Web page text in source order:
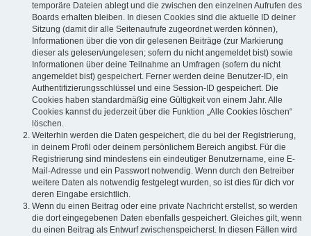
temporäre Dateien ablegt und die zwischen den einzelnen Aufrufen des
Boards erhalten bleiben. In diesen Cookies sind die aktuelle ID deiner
Sitzung (damit dir alle Seitenaufrufe zugeordnet werden können),
Informationen über die von dir gelesenen Beiträge (zur Markierung
dieser als gelesen/ungelesen; sofern du nicht angemeldet bist) sowie
Informationen über deine Teilnahme an Umfragen (sofern du nicht
angemeldet bist) gespeichert. Ferner werden deine Benutzer-ID, ein
Authentifizierungsschlüssel und eine Session-ID gespeichert. Die
Cookies haben standardmäßig eine Gültigkeit von einem Jahr. Alle
Cookies kannst du jederzeit über die Funktion „Alle Cookies löschen“
löschen.
Weiterhin werden die Daten gespeichert, die du bei der Registrierung,
in deinem Profil oder deinem persönlichem Bereich angibst. Für die
Registrierung sind mindestens ein eindeutiger Benutzername, eine E-
Mail-Adresse und ein Passwort notwendig. Wenn durch den Betreiber
weitere Daten als notwendig festgelegt wurden, so ist dies für dich vor
deren Eingabe ersichtlich.
Wenn du einen Beitrag oder eine private Nachricht erstellst, so werden
die dort eingegebenen Daten ebenfalls gespeichert. Gleiches gilt, wenn
du einen Beitrag als Entwurf zwischenspeicherst. In diesen Fällen wird